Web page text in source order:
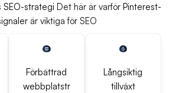
SEO-strategi Det här är varför Pinterest-
är viktiga för SEO
Förbättrad
webbplatstr
Långsiktig
tillväxt